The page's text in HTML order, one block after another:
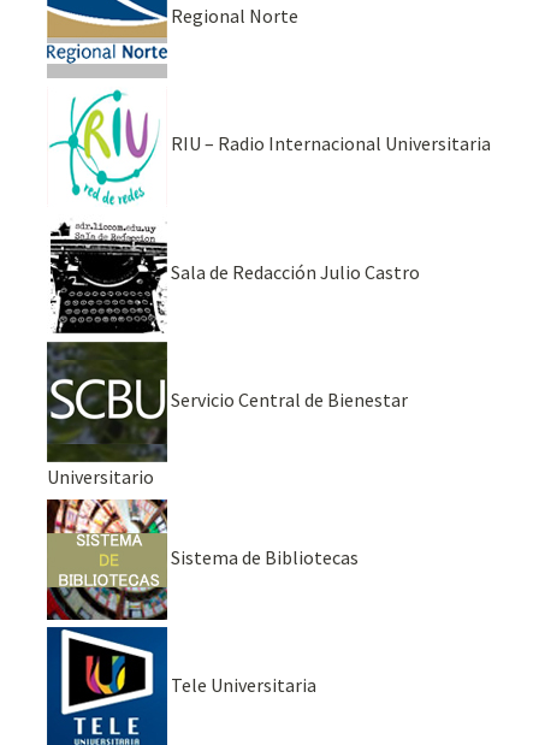
Regional Norte
RIU – Radio Internacional Universitaria
Sala de Redacción Julio Castro
Servicio Central de Bienestar
Universitario
Sistema de Bibliotecas
Tele Universitaria